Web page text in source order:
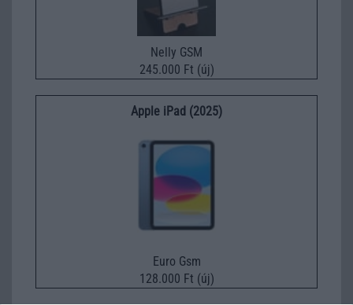
Nelly GSM
245.000 Ft (új)
Apple iPad (2025)
Euro Gsm
128.000 Ft (új)